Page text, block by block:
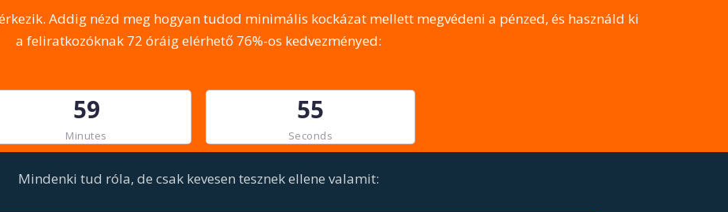
Addig nézd meg hogyan tudod minimális kockázat mellett megvédeni a pénzed, és használd ki
a feliratkozóknak 72 óráig elérhető 76%-os kedvezményed:
59
Minutes
55
Seconds
Mindenki tud róla, de csak kevesen tesznek ellene valamit: